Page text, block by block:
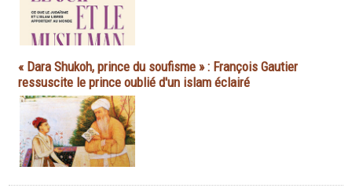
« Dara Shukoh, prince du soufisme » : François Gautier
ressuscite le prince oublié d'un islam éclairé